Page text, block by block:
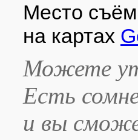
Место
на картах
Можете
Есть
и вы